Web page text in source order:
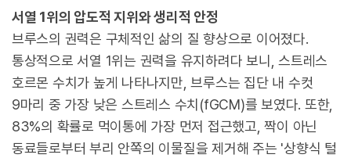
서열 1위의 압도적 지위와 생리적 안정
브루스의 권력은 구체적인 삶의 질 향상으로 이어졌다.
통상적으로 서열 1위는 권력을 유지하려다 보니, 스트레스
호르몬 수치가 높게 나타나지만, 브루스는 집단 내 수컷
9마리 중 가장 낮은 스트레스 수치(fGCM)를 보였다. 또한,
83%의 확률로 먹이통에 가장 먼저 접근했고, 짝이 아닌
동료들로부터 부리 안쪽의 이물질을 제거해 주는 '상향식 털